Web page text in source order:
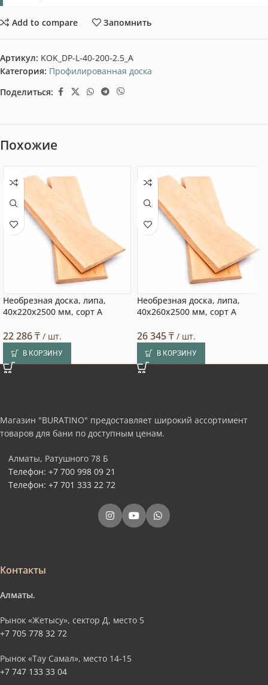
Add to compare Запомнить
Артикул: KOK_DP-L-40-200-2.5_A
Категория: Профилированная доска
Поделиться:
Похожие
Необрезная доска, липа,
40x220x2500 мм, сорт A
22 286₸ / шт.
В КОРЗИНУ
Необрезная доска, липа,
40x260x2500 мм, сорт A
26 345₸ / шт.
В КОРЗИНУ
Магазин "BURATINO" предоставляет широкий ассортимент
товаров для бани по доступным ценам.
Алматы, Ратушного 78 Б
Телефон: +7 700 998 09 21
Телефон: +7 701 333 22 72
Контакты
Алматы.
Рынок «Жетысу», сектор Д, место 5
+7 705 778 32 72
Рынок «Тау Самал», место 14-15
+7 747 133 33 04